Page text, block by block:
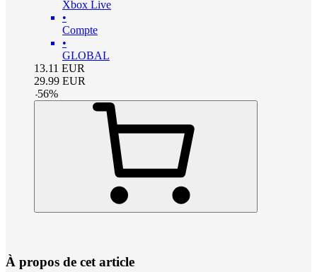
Xbox Live
•
Compte
•
GLOBAL
13.11 EUR
29.99 EUR
-56%
À propos de cet article